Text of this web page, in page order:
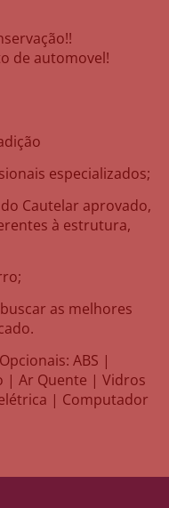
de automovel!
especializados;
Cautelar aprovado,
à estrutura,
as melhores
ABS |
| Ar Quente | Vidros
| Computador